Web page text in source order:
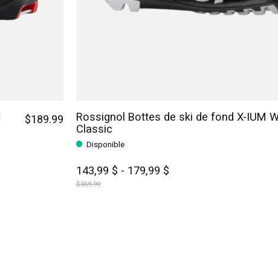
$189.99 Rossignol Bottes de ski de fond X-IUM
Classic
Disponible
143,99 $ - 179,99 $
$359.99